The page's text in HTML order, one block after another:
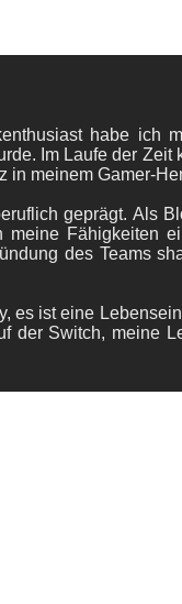
habe
Im Laufe der
in meinem Gamer-
geprägt. Als
meine Fähigkeiten
des Teams
es ist eine
der Switch, meine